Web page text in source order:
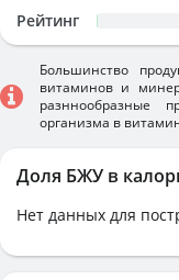
Рейтинг
Большинство
витаминов и
разннообразные
организма в
Доля БЖУ в
Нет данных для